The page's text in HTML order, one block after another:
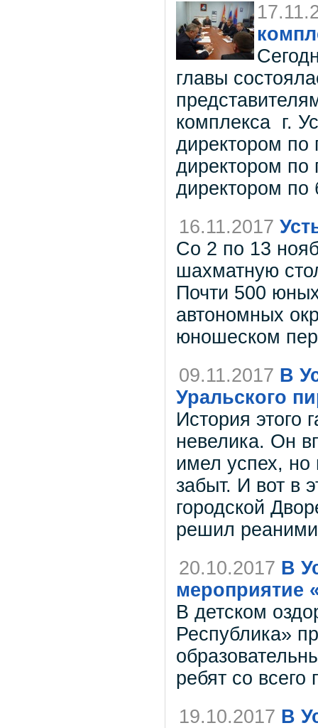
главы
комплекса г.
директором
директором по
директором
16.11.2017
Со 2 по 13
шахматную
Почти 500
автономных
юношеском
09.11.2017 В
Уральского
История этого
невелика. Он
имел успех, но
забыт. И вот в
городской
решил
20.10.2017 В
мероприятие
В детском
Республика»
ребят со всего
19.10.2017 В